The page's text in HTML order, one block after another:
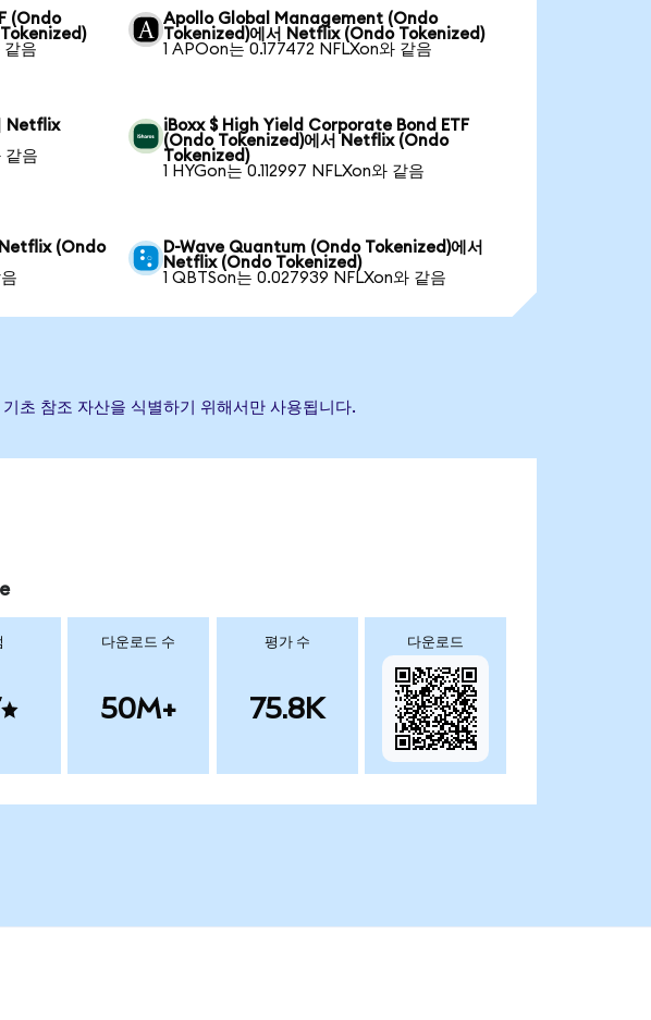
(Ondo
같음
Apollo Global Management (Ondo
Tokenized)에서 Netflix (Ondo Tokenized)
1 APOon는 0.177472 NFLXon와 같음
Netflix
같음
iBoxx $ High Yield Corporate Bond ETF
(Ondo Tokenized)에서 Netflix (Ondo
Tokenized)
1 HYGon는 0.112997 NFLXon와 같음
(Ondo
D-Wave Quantum (Ondo Tokenized)에서
Netflix (Ondo Tokenized)
1 QBTSon는 0.027939 NFLXon와 같음
초 참조 자산을 식별하기 위해서만 사용됩니다.
다운로드 수
50M+
평가 수
75.8K
다운로드